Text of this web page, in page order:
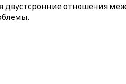
двусторонние отношения